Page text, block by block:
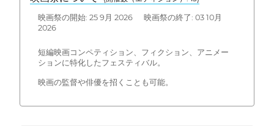
映画祭の開始: 25 9月 2026 映画祭の終了: 03 10月
2026
短編映画コンペティション、フィクション、アニメー
ションに特化したフェスティバル。
映画の監督や俳優を招くことも可能。